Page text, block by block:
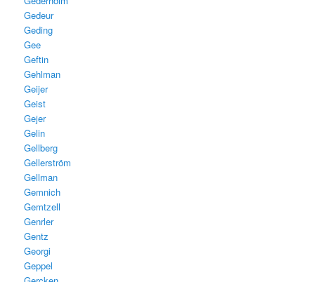
Gedeur
Geding
Gee
Geftin
Gehlman
Geijer
Geist
Gejer
Gelin
Gellberg
Gellerström
Gellman
Gemnich
Gemtzell
Genrler
Gentz
Georgi
Geppel